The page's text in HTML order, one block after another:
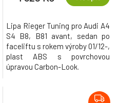
Lipa Rieger Tuning pro Audi A4
S4 B8, B81 avant, sedan po
faceliftu s rokem výroby 01/12-,
plast ABS s povrchovou
úpravou Carbon-Look.